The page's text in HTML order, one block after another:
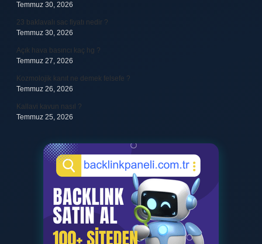
Temmuz 30, 2026
23 baklavalı sac fiyatı nedir ?
Temmuz 30, 2026
Açık hava basıncı kaç hg ?
Temmuz 27, 2026
Kozmolojik kanıt ne demek felsefe ?
Temmuz 26, 2026
Kallavi kavun nasıl ?
Temmuz 25, 2026